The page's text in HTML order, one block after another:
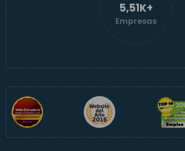
5,52K+
Empresas